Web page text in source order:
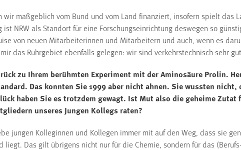
maßgeblich vom Bund und vom Land finanziert, insofern spielt das
ist NRW als Standort für eine Forschungseinrichtung deswegen so
von neuen Mitarbeiterinnen und Mitarbeitern und auch, wenn es
das Ruhrgebiet ebenfalls gelegen: wir sind verkehrstechnisch sehr
zu Ihrem berühmten Experiment mit der Aminosäure Prolin.
Das konnten Sie 1999 aber nicht ahnen. Sie wussten
haben Sie es trotzdem gewagt. Ist Mut also die geheime
unseres Jungen Kollegs raten?
jungen Kolleginnen und Kollegen immer mit auf den Weg, dass sie
liegt. Das gilt übrigens nicht nur für die Chemie, sondern für das